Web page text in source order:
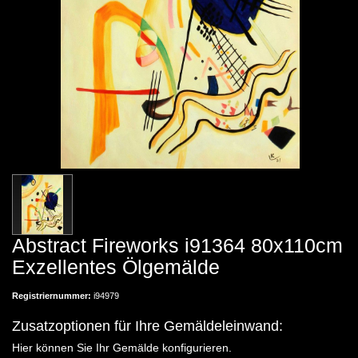
Abstract Fireworks i91364 80x110cm
Exzellentes Ölgemälde
Registriernummer: i94979
Zusatzoptionen für Ihre Gemäldeleinwand:
Hier können Sie Ihr Gemälde konfigurieren.